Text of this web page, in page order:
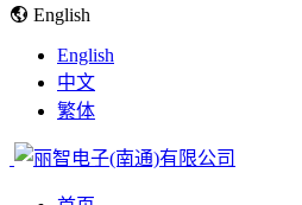
English
English
中文
繁体